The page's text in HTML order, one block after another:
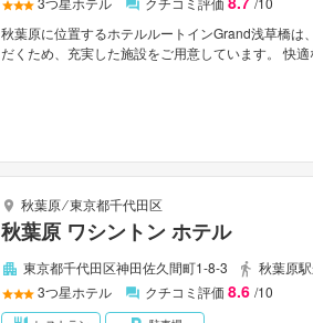
秋葉原に位置するホテルルートインGrand浅草橋
だくため、充実した施設をご用意しています。 快
だけます。 行き届いたサービスとプロフェッショ
秋葉原⁄東京都千代田区
秋葉原 ワシントン ホテル
東京都千代田区神田佐久間町1-8-3 秋葉原
3つ星ホテル クチコミ評価 8.6 /10